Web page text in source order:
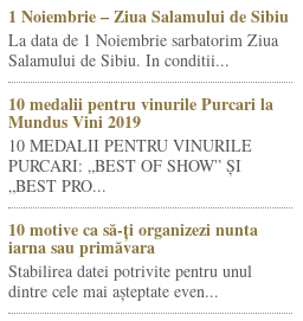
1 Noiembrie – Ziua Salamului de Sibiu
La data de 1 Noiembrie sarbatorim Ziua
Salamului de Sibiu. In conditii...
10 medalii pentru vinurile Purcari la
Mundus Vini 2019
10 MEDALII PENTRU VINURILE
PURCARI: „BEST OF SHOW” ȘI
„BEST PRO...
10 motive ca să-ți organizezi nunta
iarna sau primăvara
Stabilirea datei potrivite pentru unul
dintre cele mai așteptate even...